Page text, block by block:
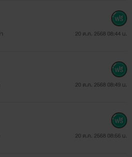
วนเกี่ยวข้องใดๆทั้งสิน เป็นแค่อิมเมจ
20 ต.ค. 2568 08:44 น.
20 ต.ค. 2568 08:49 น.
20 ต.ค. 2568 08:56 น.